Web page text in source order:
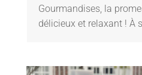
Gourmandises, la
délicieux et relaxant ! À